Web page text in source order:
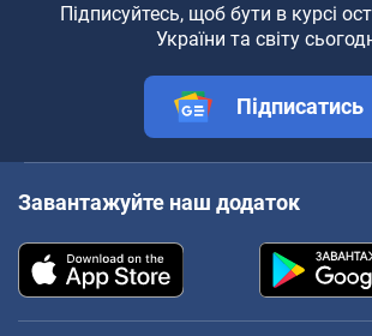
Підписуйтесь, щоб бути в курсі
України та світу
Підписатись
Завантажуйте наш додаток